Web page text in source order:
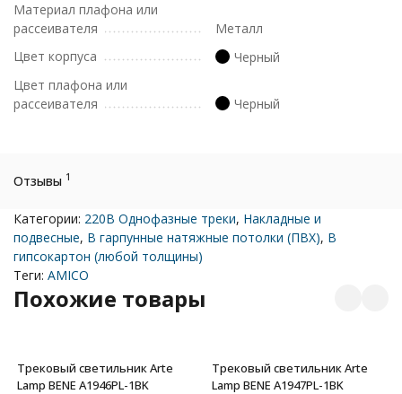
Материал плафона или
рассеивателя
Металл
Цвет корпуса
Черный
Цвет плафона или
рассеивателя
Черный
Отзывы 1
Категории: 220В Однофазные треки, Накладные и
подвесные, В гарпунные натяжные потолки (ПВХ), В
гипсокартон (любой толщины)
Теги: AMICO
Похожие товары
Трековый светильник Arte
Lamp BENE A1946PL-1BK
Трековый светильник Arte
Lamp BENE A1947PL-1BK